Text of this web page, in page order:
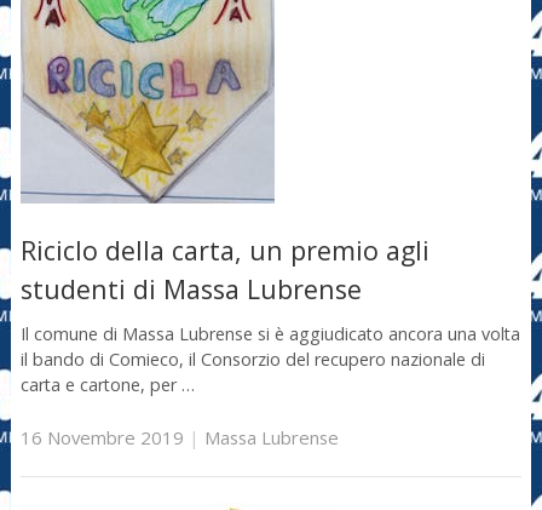
Riciclo della carta, un premio agli
studenti di Massa Lubrense
Il comune di Massa Lubrense si è aggiudicato ancora una volta
il bando di Comieco, il Consorzio del recupero nazionale di
carta e cartone, per …
16 Novembre 2019 | Massa Lubrense